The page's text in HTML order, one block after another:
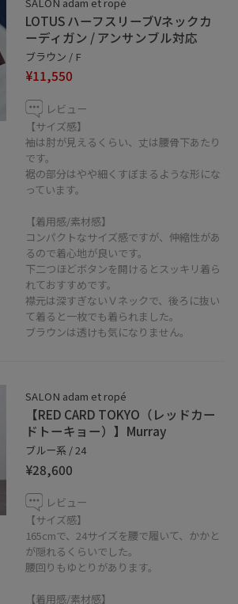
_ _ _ _
に入って頂けたら
フォローする”
みになります！
す！
や在庫確認など、LINEにてお気軽に
。スタッフがお返事をさせて頂きま
ム エ ロぺ天王寺MIO店スタッフに相談
をタップをして下さい。
LOTUS ハーフスリーブVネックカ
ーディガン / アンサンブル対応
ブラウン / F
¥11,550
レビュー
【サイズ感】
袖は肘が見えるくらい、丈は腰骨下あたり
です。
裾の部分はやや細くすぼまるような形にな
っています。
【着用感/素材感】
コンパクトなサイズ感ですが、伸縮性があ
るので着心地が良いです。
下二つほどボタンを開けるとスッキリ着ら
れておすすめです。
襟元は深すぎないＶネックで、後ろに抜い
て着ると一枚でも着られました。
ブラウンは透けも気になりません。
SALON adam et ropé
【RED CARD TOKYO（レッドカー
ドトーキョー）】Murray
ブルー系 / 24
¥28,600
レビュー
【サイズ感】
165cmで、24サイズを腰で履いて、かかと
が隠れるくらいでした。
腰回りもゆとりがあります。
【着用感/素材感】